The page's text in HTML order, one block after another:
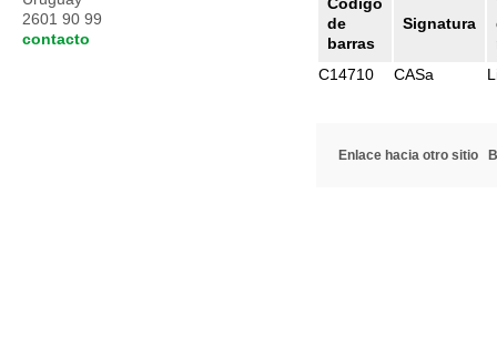
de
barras
Signatura
C14710
CASa
Enlace hacia otro sitio
2601 90 99
contacto